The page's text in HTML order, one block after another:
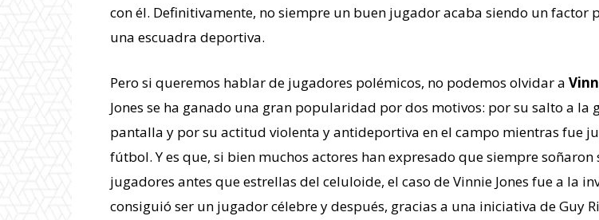
con él. Definitivamente, no siempre un buen jugador acaba siendo un factor
una escuadra deportiva.
Pero si queremos hablar de jugadores polémicos, no podemos olvidar a
Jones se ha ganado una gran popularidad por dos motivos: por su salto a la
pantalla y por su actitud violenta y antideportiva en el campo mientras fue
fútbol. Y es que, si bien muchos actores han expresado que siempre soñaron
jugadores antes que estrellas del celuloide, el caso de Vinnie Jones fue a la
consiguió ser un jugador célebre y después, gracias a una iniciativa de Guy